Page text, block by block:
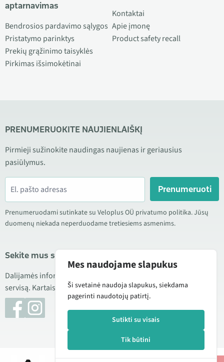
aptarnavimas
Bendrosios pardavimo sąlygos
Pristatymo parinktys
Prekių grąžinimo taisyklės
Pirkimas išsimokėtinai
Kontaktai
Apie įmonę
Product safety recall
PRENUMERUOKITE NAUJIENLAIŠKĮ
Pirmieji sužinokite naudingas naujienas ir geriausius
pasiūlymus.
Prenumeruoti
Prenumeruodami sutinkate su Veloplus OÜ privatumo politika. Jūsų
duomenų niekada neperduodame tretiesiems asmenims.
Sekite mus socialiniuose tinkluose
Dalijamės informacija apie geras kainas, naujus produktus ir
servisą. Kartais taip pat publikuojame produktų apžvalgas.
Mes naudojame slapukus
Ši svetainė naudoja slapukus, siekdama
pagerinti naudotojų patirtį.
Sutikti su visais
Tik būtini